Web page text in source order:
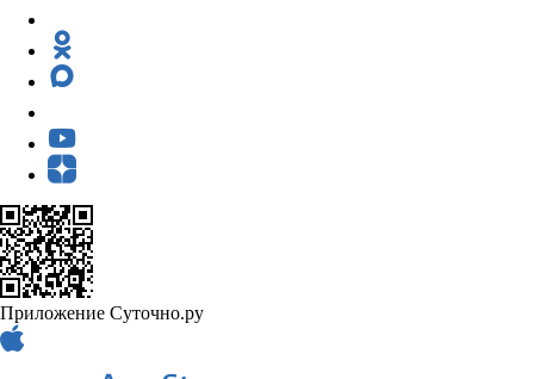
Приложение Суточно.ру